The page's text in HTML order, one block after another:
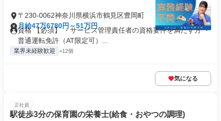
〒230-0062神奈川県横浜市鶴見区豊岡町
月給47万6780円～51万円
資格 【必須】 ・サービス管理責任者の資格要件を満たす方 ・
普通運転免許（AT限定可）...
業界未経験歓迎 +12個
気になる
正社員
駅徒歩3分の保育園の栄養士(給食・おやつの調理)